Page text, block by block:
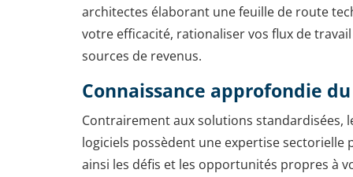
architectes élaborant une feuille de route
votre efficacité, rationaliser vos flux de
sources de revenus.
Connaissance approfondie
Contrairement aux solutions standardisées,
logiciels possèdent une expertise sectorielle
ainsi les défis et les opportunités propres à